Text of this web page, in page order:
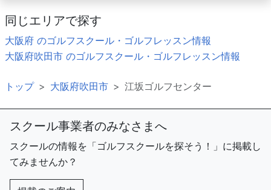
同じエリアで探す
大阪府 のゴルフスクール・ゴルフレッスン情報
大阪府吹田市 のゴルフスクール・ゴルフレッスン情報
トップ 大阪府吹田市 江坂ゴルフセンター
スクール事業者のみなさまへ
スクールの情報を「ゴルフスクールを探そう！」に掲載し
てみませんか？